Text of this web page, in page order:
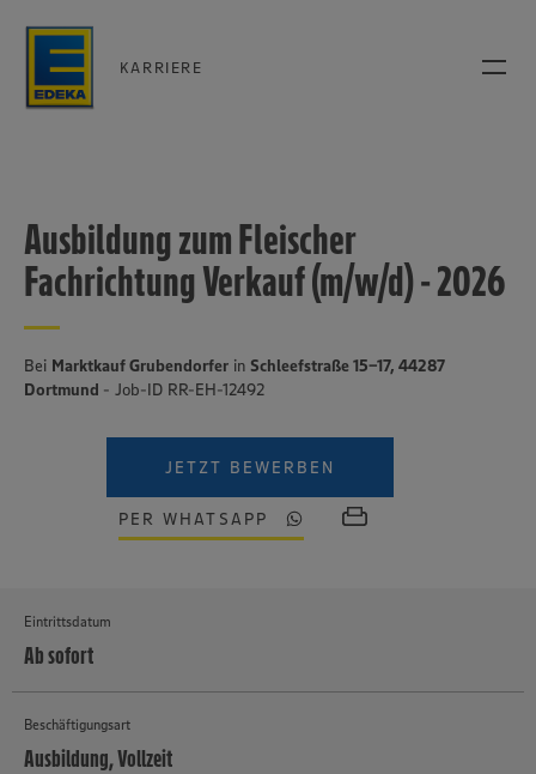
KARRIERE
Ausbildung zum Fleischer
Fachrichtung Verkauf (m/w/d) - 2026
Bei Marktkauf Grubendorfer in Schleefstraße 15-17, 44287
Dortmund - Job-ID RR-EH-12492
JETZT BEWERBEN
PER WHATSAPP
Eintrittsdatum
Ab sofort
Beschäftigungsart
Ausbildung, Vollzeit